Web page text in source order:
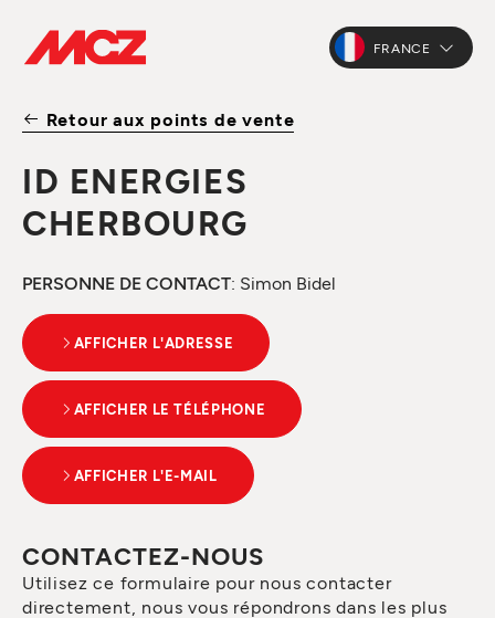
FRANCE
Retour aux points de vente
ID ENERGIES
CHERBOURG
PERSONNE DE CONTACT: Simon Bidel
AFFICHER L'ADRESSE
AFFICHER LE TÉLÉPHONE
AFFICHER L'E-MAIL
CONTACTEZ-NOUS
Utilisez ce formulaire pour nous contacter
directement, nous vous répondrons dans les plus